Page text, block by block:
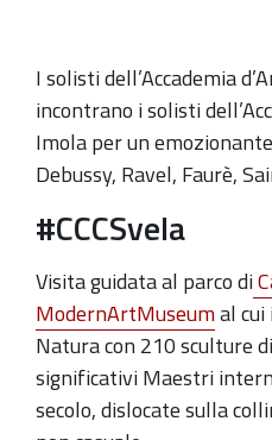
di
musica
sacra
e
organizzata
dalla
Fondazione
Rocca
dei
Bentivoglio
I solisti dell’Accademia
incontrano i solisti
Imola per un
Debussy, Ravel, Faurè,
#CCCSvela
Visita guidata al parco di
ModernArtMuseumal
Natura con 210 sculture
significativi Maestri
secolo, dislocate sulla